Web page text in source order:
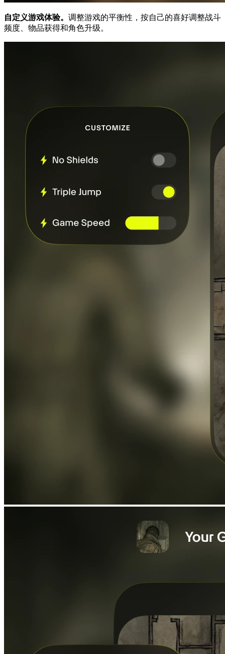
自定义游戏体验。 调整游戏的平衡性，按自己的喜好调整战斗
频度、物品获得和角色升级。